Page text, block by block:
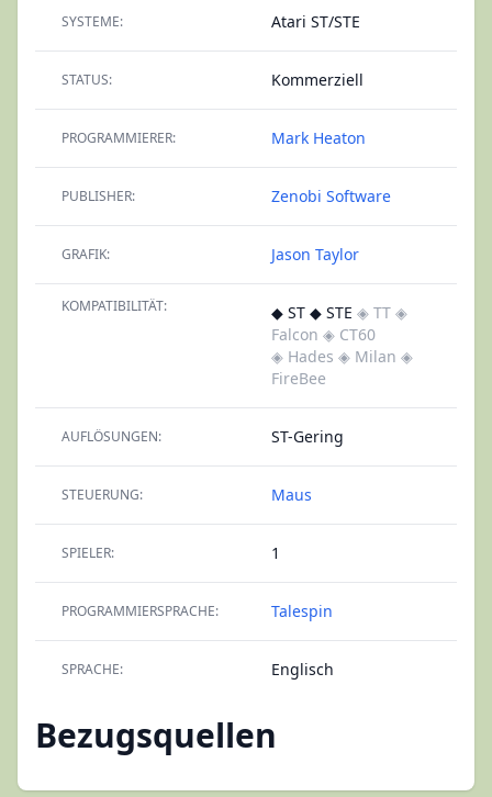
SYSTEME: Atari ST/STE
STATUS: Kommerziell
PROGRAMMIERER: Mark Heaton
PUBLISHER: Zenobi Software
GRAFIK: Jason Taylor
KOMPATIBILITÄT: ◆ ST ◆ STE ◈ TT ◈
Falcon ◈ CT60
◈ Hades ◈ Milan ◈
FireBee
AUFLÖSUNGEN: ST-Gering
STEUERUNG: Maus
SPIELER: 1
PROGRAMMIERSPRACHE: Talespin
SPRACHE: Englisch
Bezugsquellen